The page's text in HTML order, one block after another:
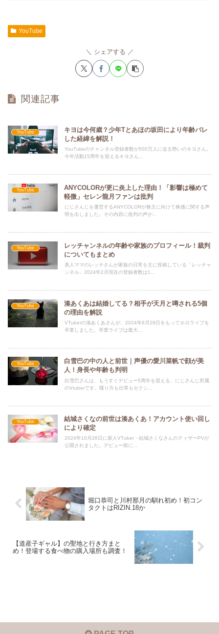
YouTube
シェアする
関連記事
YouTube
キヨは今何歳？少年Tとあほの坂田により年齢バレ
した経緯を解説！
YouTubeのチャンネル登録者数が500万人に迫る勢いのキヨさん。
今年活動15周年を迎えるキヨさん...
YouTube
ANYCOLORが更に炎上した理由！「影響は極めて
軽微」セレン龍月ファンは批判
にじさんじを運営するANYCOLORが株主に向けて株価に関する声
明を出しました。その内容に批判の声が...
YouTube
レッチャンネルの年齢や家族のプロフィール！裁判
についてもまとめ
美人ママのレッチさんが家族の日常を主に投稿している「レッチャ
ンネル」2024年2月現在の登録者数は1...
YouTube
湊あくあは結婚してる？相手が天月と噂される5個
の理由を解説
VTuberの湊あくあさんが、2024年8月28日をもってホロライブを
卒業しました。卒業ライブは最大...
YouTube
白雪巴の中の人と前世｜声優の愛川菜帆で顔が美
人！身長や年齢も判明
白雪巴さんは、もうすぐデビュー5周年を迎える、にじさんじ所属
のVtuberです。喋り方も仕草もセクシ...
YouTube
結城さくなの前世は湊あくあ！アカウント使い回し
により確定
2024年10月26日に新人VTuber・結城さくなさんのティザーPVが
公開されました。デビュー前に...
堀口恭司と川村那月の馴れ初め！初コン
タクトはRIZIN.18か
【道産子ギャル】の聖地と行き方まと
め！登場する食べ物の購入場所も調査！